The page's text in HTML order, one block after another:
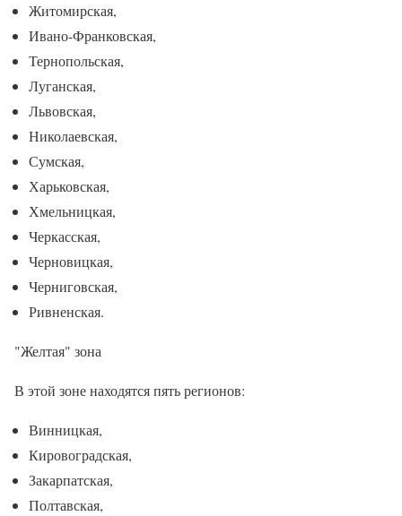
Житомирская,
Ивано-Франковская,
Тернопольская,
Луганская,
Львовская,
Николаевская,
Сумская,
Харьковская,
Хмельницкая,
Черкасская,
Черновицкая,
Черниговская,
Ривненская.
"Желтая" зона
В этой зоне находятся пять регионов:
Винницкая,
Кировоградская,
Закарпатская,
Полтавская,